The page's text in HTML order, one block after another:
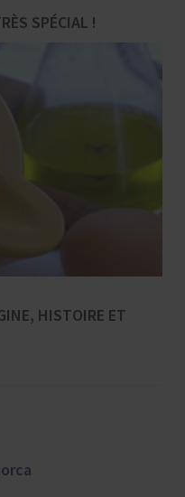
SPÉCIAL !
HISTOIRE ET